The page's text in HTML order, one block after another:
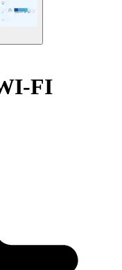
FI